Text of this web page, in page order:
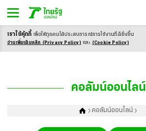
คอลัมน์ออนไลน์
คอลัมน์ออนไลน์
เราใช้คุ้กกี้ เพื่อให้ทุกคนได้ประสบการณ์การใช้งานที่ดียิ่งขึ้น
อ่านเพิ่มเติมคลิก (Privacy Policy) และ (Cookie Policy)